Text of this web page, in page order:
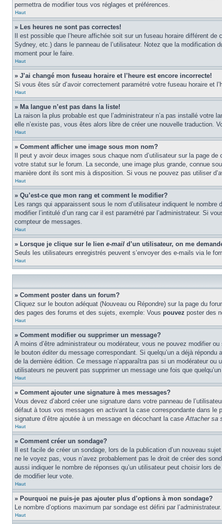
permettra de modifier tous vos réglages et préférences.
Haut
» Les heures ne sont pas correctes!
Il est possible que l’heure affichée soit sur un fuseau horaire différent
Sydney, etc.) dans le panneau de l’utilisateur. Notez que la modification
moment pour le faire.
Haut
» J’ai changé mon fuseau horaire et l’heure est encore incorrecte!
Si vous êtes sûr d’avoir correctement paramétré votre fuseau horaire et
Haut
» Ma langue n’est pas dans la liste!
La raison la plus probable est que l’administrateur n’a pas installé votre
elle n’existe pas, vous êtes alors libre de créer une nouvelle traduction.
Haut
» Comment afficher une image sous mon nom?
Il peut y avoir deux images sous chaque nom d’utilisateur sur la page
votre statut sur le forum. La seconde, une image plus grande, connue
manière dont ils sont mis à disposition. Si vous ne pouvez pas utiliser
Haut
» Qu’est-ce que mon rang et comment le modifier?
Les rangs qui apparaissent sous le nom d’utilisateur indiquent le
modifier l’intitulé d’un rang car il est paramétré par l’administrateur. Si
compteur de messages.
Haut
» Lorsque je clique sur le lien e-mail d’un utilisateur, on me
Seuls les utilisateurs enregistrés peuvent s’envoyer des e-mails via le
Haut
» Comment poster dans un forum?
Cliquez sur le bouton adéquat (Nouveau ou Répondre) sur la page du
des pages des forums et des sujets, exemple: Vous pouvez poster des
Haut
» Comment modifier ou supprimer un message?
A moins d’être administrateur ou modérateur, vous ne pouvez modifier
le bouton éditerdu message correspondant. Si quelqu’un a déjà répondu
de la dernière édition. Ce message n’apparaîtra pas si un modérateur
utilisateurs ne peuvent pas supprimer un message une fois que
Haut
» Comment ajouter une signature à mes messages?
Vous devez d’abord créer une signature dans votre panneau de
défaut à tous vos messages en activant la case correspondante dans le
signature d’être ajoutée à un message en décochant la caseAttacher sa
Haut
» Comment créer un sondage?
Il est facile de créer un sondage, lors de la publication d’un nouveau
ne le voyez pas, vous n’avez probablement pas le droit de créer des
aussi indiquer le nombre de réponses qu’un utilisateur peut choisir lors
de modifier leur vote.
Haut
» Pourquoi ne puis-je pas ajouter plus d’options à mon sondage?
Le nombre d’options maximum par sondage est défini par
Haut